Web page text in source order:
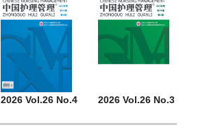
2026 Vol.26 No.4 2026 Vol.26 No.3